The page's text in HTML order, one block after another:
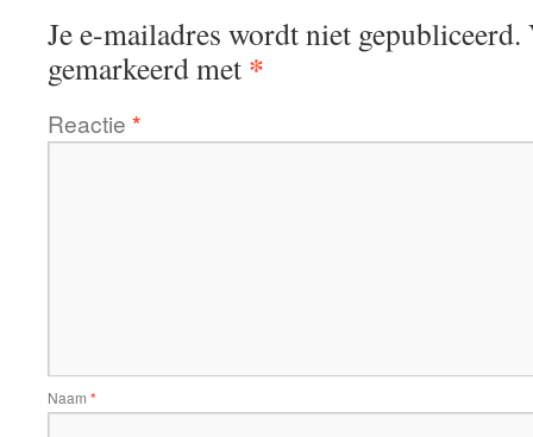
Je e-mailadres wordt niet gepubliceerd.
gemarkeerd met *
Reactie *
Naam *